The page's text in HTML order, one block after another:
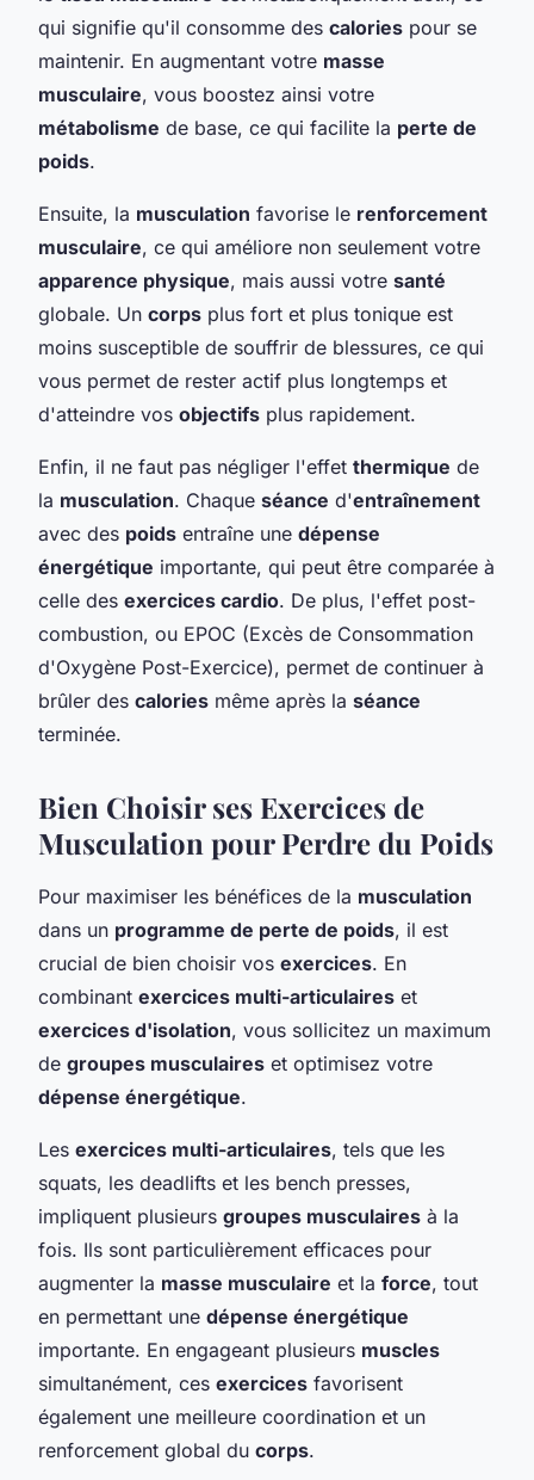
qui signifie qu'il consomme des calories pour se
maintenir. En augmentant votre masse
musculaire, vous boostez ainsi votre
métabolisme de base, ce qui facilite la perte de
poids.
Ensuite, la musculation favorise le renforcement
musculaire, ce qui améliore non seulement votre
apparence physique, mais aussi votre santé
globale. Un corps plus fort et plus tonique est
moins susceptible de souffrir de blessures, ce qui
vous permet de rester actif plus longtemps et
d'atteindre vos objectifs plus rapidement.
Enfin, il ne faut pas négliger l'effet thermique de
la musculation. Chaque séance d'entraînement
avec des poids entraîne une dépense
énergétique importante, qui peut être comparée à
celle des exercices cardio. De plus, l'effet post-
combustion, ou EPOC (Excès de Consommation
d'Oxygène Post-Exercice), permet de continuer à
brûler des calories même après la séance
terminée.
Bien Choisir ses Exercices de
Musculation pour Perdre du Poids
Pour maximiser les bénéfices de la musculation
dans un programme de perte de poids, il est
crucial de bien choisir vos exercices. En
combinant exercices multi-articulaires et
exercices d'isolation, vous sollicitez un maximum
de groupes musculaires et optimisez votre
dépense énergétique.
Les exercices multi-articulaires, tels que les
squats, les deadlifts et les bench presses,
impliquent plusieurs groupes musculaires à la
fois. Ils sont particulièrement efficaces pour
augmenter la masse musculaire et la force, tout
en permettant une dépense énergétique
importante. En engageant plusieurs muscles
simultanément, ces exercices favorisent
également une meilleure coordination et un
renforcement global du corps.